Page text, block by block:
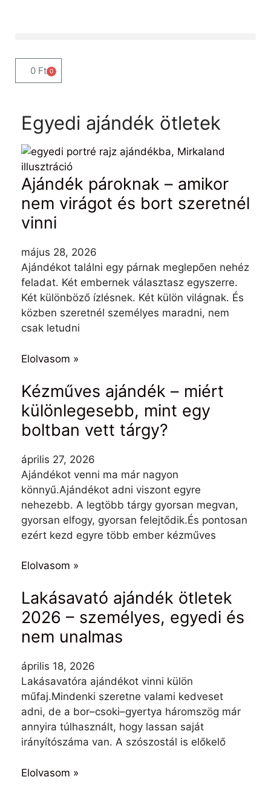
0 Ft 0
Egyedi ajándék ötletek
Ajándék pároknak – amikor
nem virágot és bort szeretnél
vinni
május 28, 2026
Ajándékot találni egy párnak meglepően nehéz
feladat. Két embernek választasz egyszerre.
Két különböző ízlésnek. Két külön világnak. És
közben szeretnél személyes maradni, nem
csak letudni
Elolvasom »
Kézműves ajándék – miért
különlegesebb, mint egy
boltban vett tárgy?
április 27, 2026
Ajándékot venni ma már nagyon
könnyű.Ajándékot adni viszont egyre
nehezebb. A legtöbb tárgy gyorsan megvan,
gyorsan elfogy, gyorsan felejtődik.És pontosan
ezért kezd egyre több ember kézműves
Elolvasom »
Lakásavató ajándék ötletek
2026 – személyes, egyedi és
nem unalmas
április 18, 2026
Lakásavatóra ajándékot vinni külön
műfaj.Mindenki szeretne valami kedveset
adni, de a bor–csoki–gyertya háromszög már
annyira túlhasznált, hogy lassan saját
irányítószáma van. A szószostál is előkelő
Elolvasom »